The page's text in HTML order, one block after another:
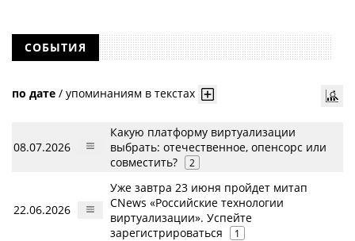
СОБЫТИЯ
по дате / упоминаниям в текстах
08.07.2026
Какую платформу виртуализации
выбрать: отечественное, опенсорс или
совместить?
2
22.06.2026
Уже завтра 23 июня пройдет митап
CNews «Российские технологии
виртуализации». Успейте
зарегистрироваться
1